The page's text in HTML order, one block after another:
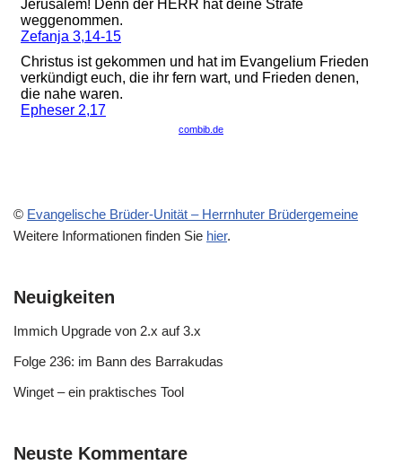
© Evangelische Brüder-Unität – Herrnhuter Brüdergemeine
Weitere Informationen finden Sie hier.
Neuigkeiten
Immich Upgrade von 2.x auf 3.x
Folge 236: im Bann des Barrakudas
Winget – ein praktisches Tool
Neuste Kommentare